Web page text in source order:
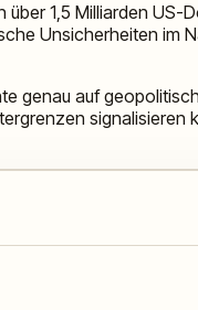
1,5 Milliarden US-
Unsicherheiten im
genau auf
signalisieren